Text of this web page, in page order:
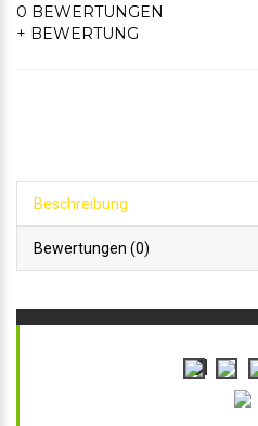
0 BEWERTUNGEN
+ BEWERTUNG
Beschreibung
Bewertungen (0)